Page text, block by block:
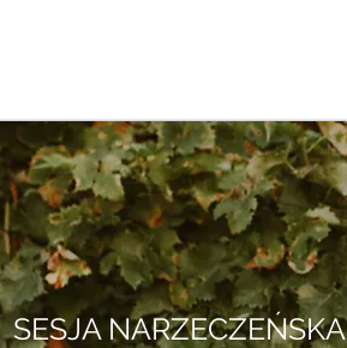
SESJA NARZECZEŃSKA